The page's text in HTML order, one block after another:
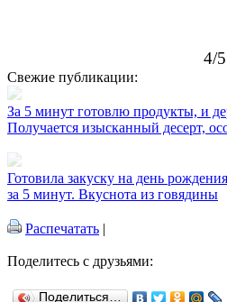
4/
Свежие публикации:
За 5 минут готовлю продукты, и
Получается изысканный десерт,
Готовила закуску на день
за 5 минут. Вкуснота из говядины
Распечатать |
Поделитесь с друзьями:
Поделиться…